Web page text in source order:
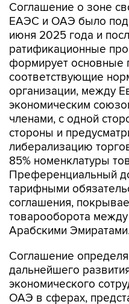
Соглашение о зоне
ЕАЭС и ОАЭ было
июня 2025 года и
ратификационные
формирует основные
соответствующие
организации, между
экономическим
членами, с одной
стороны и
либерализацию
85% номенклатуры
Преференциальный
тарифными
соглашения,
товарооборота
Арабскими
Соглашение
дальнейшего
экономического
ОАЭ в сферах,